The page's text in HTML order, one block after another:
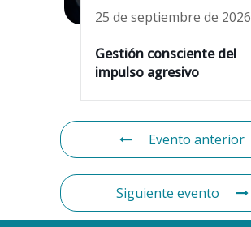
25 de septiembre de 2026
Gestión consciente del
impulso agresivo
Evento anterior
Siguiente evento